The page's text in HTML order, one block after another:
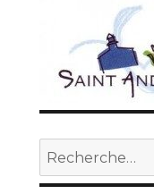
Recherche
pour :